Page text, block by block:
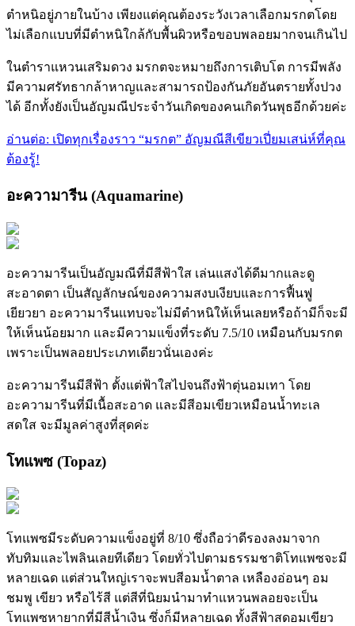
ตำหนิอยู่ภายในบ้าง เพียงแต่คุณต้องระวังเวลาเลือกมรกตโดย
ไม่เลือกแบบที่มีตำหนิใกล้กับพื้นผิวหรือขอบพลอยมากจนเกินไป
ในตำราแหวนเสริมดวง มรกตจะหมายถึงการเติบโต การมีพลัง
มีความศรัทธากล้าหาญและสามารถป้องกันภัยอันตรายทั้งปวง
ได้ อีกทั้งยังเป็นอัญมณีประจำวันเกิดของคนเกิดวันพุธอีกด้วยค่ะ
อ่านต่อ: เปิดทุกเรื่องราว “มรกต” อัญมณีสีเขียวเปี่ยมเสน่ห์ที่คุณ
ต้องรู้!
อะความารีน (Aquamarine)
อะความารีนเป็นอัญมณีที่มีสีฟ้าใส เล่นแสงได้ดีมากและดู
สะอาดตา เป็นสัญลักษณ์ของความสงบเงียบและการฟื้นฟู
เยียวยา อะความารีนแทบจะไม่มีตำหนิให้เห็นเลยหรือถ้ามีก็จะมี
ให้เห็นน้อยมาก และมีความแข็งที่ระดับ 7.5/10 เหมือนกับมรกต
เพราะเป็นพลอยประเภทเดียวนั่นเองค่ะ
อะความารีนมีสีฟ้า ตั้งแต่ฟ้าใสไปจนถึงฟ้าตุ่นอมเทา โดย
อะความารีนที่มีเนื้อสะอาด และมีสีอมเขียวเหมือนน้ำทะเล
สดใส จะมีมูลค่าสูงที่สุดค่ะ
โทแพซ (Topaz)
โทแพซมีระดับความแข็งอยู่ที่ 8/10 ซึ่งถือว่าดีรองลงมาจาก
ทับทิมและไพลินเลยทีเดียว โดยทั่วไปตามธรรมชาติโทแพซจะมี
หลายเฉด แต่ส่วนใหญ่เราจะพบสีอมน้ำตาล เหลืองอ่อนๆ อม
ชมพู เขียว หรือไร้สี แต่สีที่นิยมนำมาทำแหวนพลอยจะเป็น
โทแพซหายากที่มีสีน้ำเงิน ซึ่งก็มีหลายเฉด ทั้งสีฟ้าสดอมเขียว